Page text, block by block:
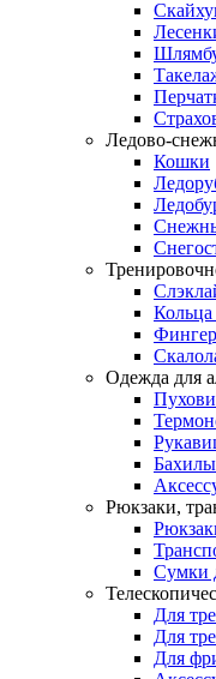
Ледово-
Кошки
Одежда для
Рюкзаки,
Сумки
Для
Для
Для